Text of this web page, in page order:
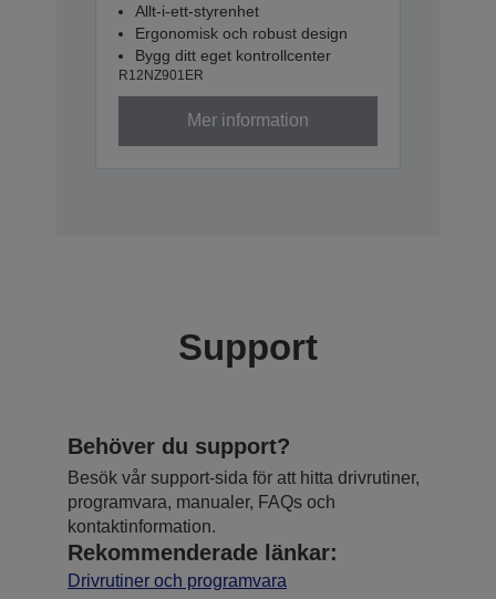
Allt-i-ett-styrenhet
Ergonomisk och robust design
Bygg ditt eget kontrollcenter
R12NZ901ER
Mer information
Support
Behöver du support?
Besök vår support-sida för att hitta drivrutiner,
programvara, manualer, FAQs och
kontaktinformation.
Rekommenderade länkar:
Drivrutiner och programvara